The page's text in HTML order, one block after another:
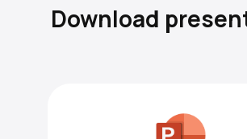
Download